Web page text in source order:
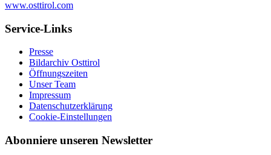
www.osttirol.com
Service-Links
Presse
Bildarchiv Osttirol
Öffnungszeiten
Unser Team
Impressum
Datenschutzerklärung
Cookie-Einstellungen
Abonniere unseren Newsletter